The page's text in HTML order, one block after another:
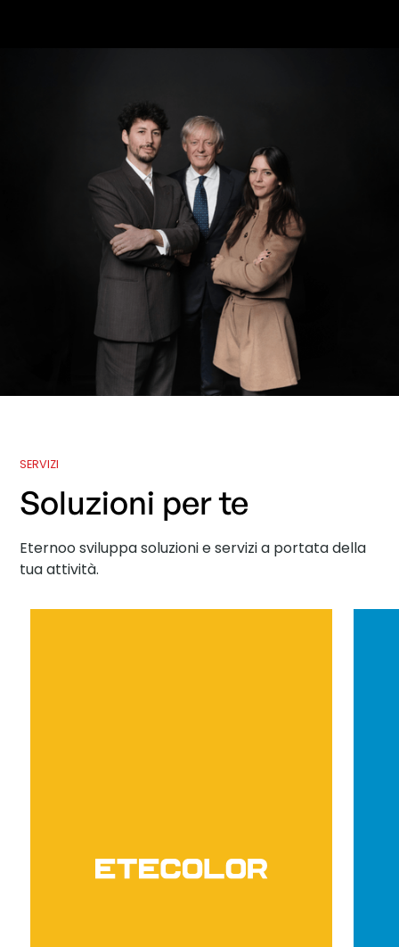
SERVIZI
Soluzioni per te
Eternoo sviluppa soluzioni e servizi a portata della
tua attività.